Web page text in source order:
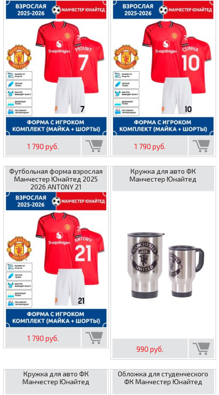
1 790 руб. 1 790 руб.
Футбольная форма взрослая
Манчестер Юнайтед 2025
2026 ANTONY 21
1 790 руб.
Кружка для авто ФК
Манчестер Юнайтед
990 руб.
Кружка для авто ФК
Манчестер Юнайтед
Обложка для студенческого
ФК Манчестер Юнайтед